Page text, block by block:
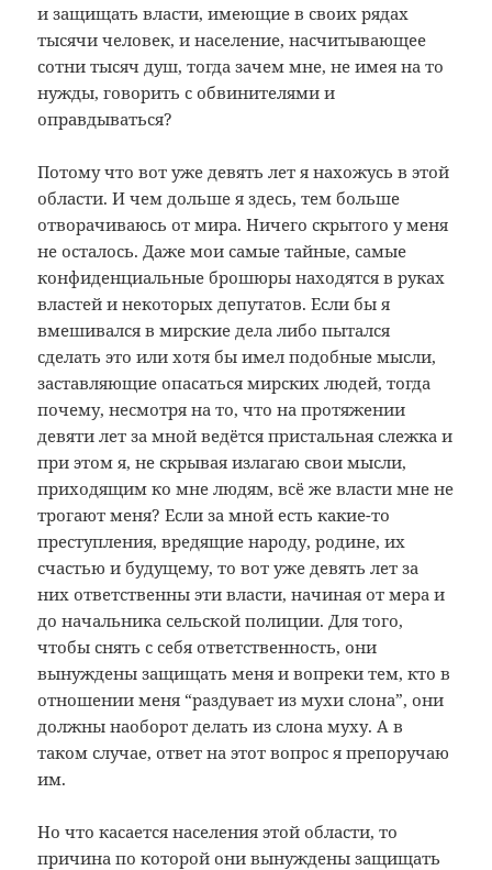
и защищать власти, имеющие в своих рядах
тысячи человек, и население, насчитывающее
сотни тысяч душ, тогда зачем мне, не имея на то
нужды, говорить с обвинителями и
оправдываться?
Потому что вот уже девять лет я нахожусь в этой
области. И чем дольше я здесь, тем больше
отворачиваюсь от мира. Ничего скрытого у меня
не осталось. Даже мои самые тайные, самые
конфиденциальные брошюры находятся в руках
властей и некоторых депутатов. Если бы я
вмешивался в мирские дела либо пытался
сделать это или хотя бы имел подобные мысли,
заставляющие опасаться мирских людей, тогда
почему, несмотря на то, что на протяжении
девяти лет за мной ведётся пристальная слежка и
при этом я, не скрывая излагаю свои мысли,
приходящим ко мне людям, всё же власти мне не
трогают меня? Если за мной есть какие-то
преступления, вредящие народу, родине, их
счастью и будущему, то вот уже девять лет за
них ответственны эти власти, начиная от мера и
до начальника сельской полиции. Для того,
чтобы снять с себя ответственность, они
вынуждены защищать меня и вопреки тем, кто в
отношении меня “раздувает из мухи слона”, они
должны наоборот делать из слона муху. А в
таком случае, ответ на этот вопрос я препоручаю
им.
Но что касается населения этой области, то
причина по которой они вынуждены защищать